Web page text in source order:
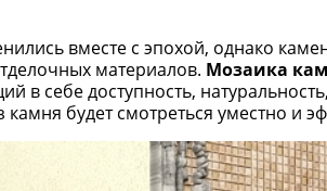
вместе с эпохой, однако
материалов. Мозаика
в себе доступность, натуральность,
будет смотреться уместно и